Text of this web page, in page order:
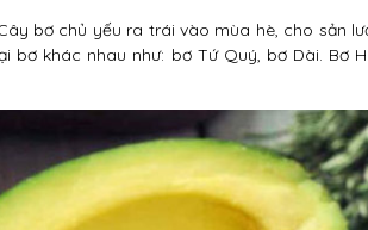
bơ chủ yếu ra trái vào mùa hè, cho sản
khác nhau như: bơ Tứ Quý, bơ Dài. Bơ